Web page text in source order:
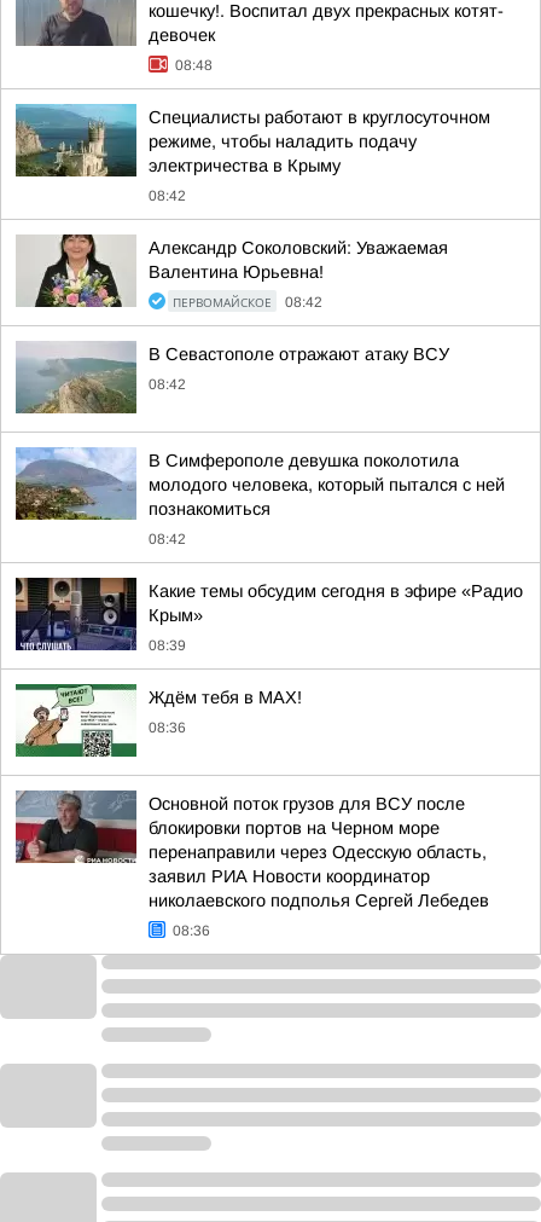
кошечку!. Воспитал двух прекрасных котят-
девочек
08:48
Специалисты работают в круглосуточном
режиме, чтобы наладить подачу
электричества в Крыму
08:42
Александр Соколовский: Уважаемая
Валентина Юрьевна!
ПЕРВОМАЙСКОЕ 08:42
В Севастополе отражают атаку ВСУ
08:42
В Симферополе девушка поколотила
молодого человека, который пытался с ней
познакомиться
08:42
Какие темы обсудим сегодня в эфире «Радио
Крым»
08:39
Ждём тебя в MAX!
08:36
Основной поток грузов для ВСУ после
блокировки портов на Черном море
перенаправили через Одесскую область,
заявил РИА Новости координатор
николаевского подполья Сергей Лебедев
08:36